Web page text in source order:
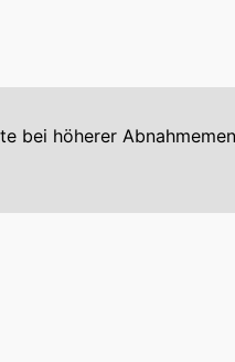
bei höherer